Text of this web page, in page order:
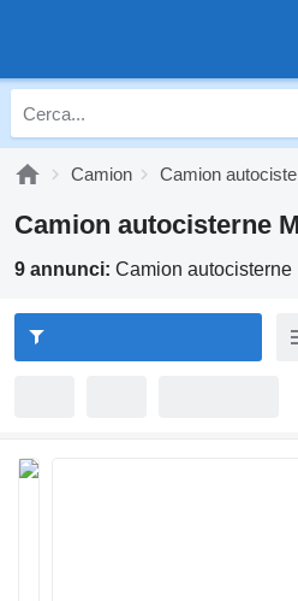
Camion Camion
Camion autocisterne
9 annunci: Camion autocisterne